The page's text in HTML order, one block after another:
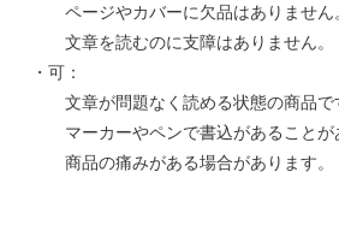
ページやカバーに欠品はありません
文章を読むのに支障はありません。
・可：
文章が問題なく読める状態の商品で
マーカーやペンで書込があることが
商品の痛みがある場合があります。